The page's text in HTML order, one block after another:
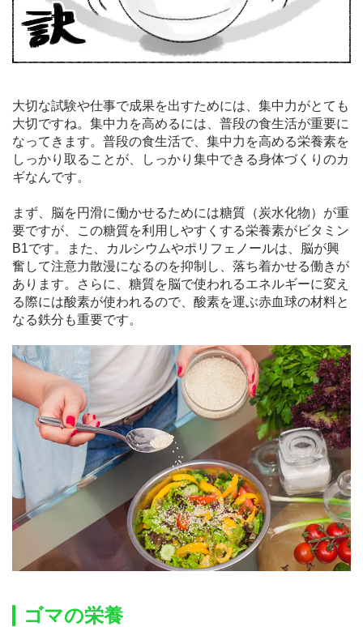
大切な試験や仕事で成果を出すためには、集中力がとても
大切ですね。集中力を高めるには、普段の食生活が重要に
なってきます。普段の食生活で、集中力を高める栄養素を
しっかり取ることが、しっかり集中できる身体づくりのカ
ギなんです。
まず、脳を円滑に働かせるためには糖質（炭水化物）が重
要ですが、この糖質を利用しやすくする栄養素がビタミン
B1です。また、カルシウムやポリフェノールは、脳が興
奮して注意力散漫になるのを抑制し、落ち着かせる働きが
あります。さらに、糖質を脳で使われるエネルギーに変え
る際には酸素が使われるので、酸素を運ぶ赤血球の材料と
なる鉄分も重要です。
ゴマの栄養